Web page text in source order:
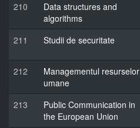
210
Data structures and
algorithms
211 Studii de securitate
212
Managementul resurselor
umane
213
Public Communication in
the European Union